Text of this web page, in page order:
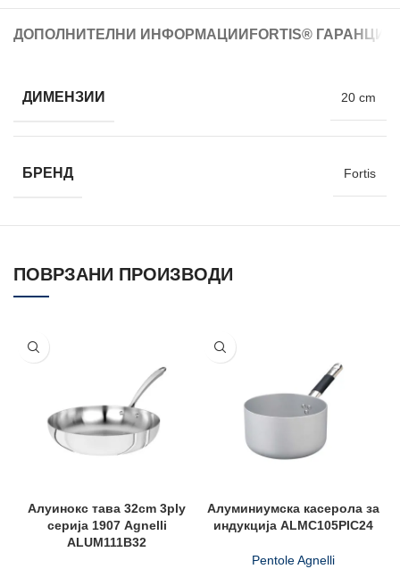
ДОПОЛНИТЕЛНИ ИНФОРМАЦИИ FORTIS®
ДИМЕНЗИИ 20 cm
БРЕНД Fortis
ПОВРЗАНИ ПРОИЗВОДИ
Алуинокс тава 32cm 3ply
серија 1907 Agnelli
ALUM111B32
Алуминиумска касерола за
индукција ALMC105PIC24
Pentole Agnelli